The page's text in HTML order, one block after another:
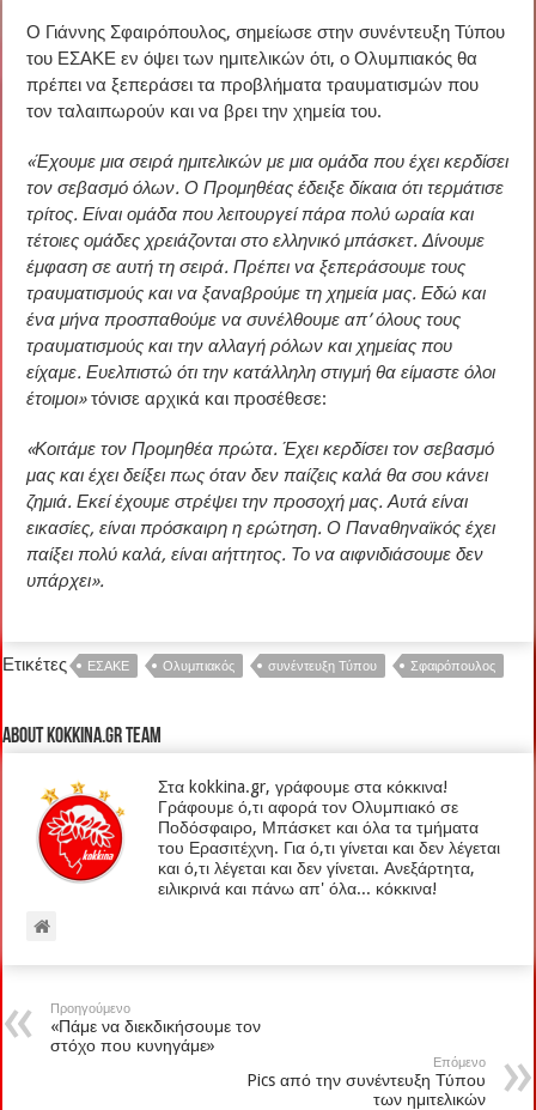
Ο Γιάννης Σφαιρόπουλος, σημείωσε στην συνέντευξη Τύπου
του ΕΣΑΚΕ εν όψει των ημιτελικών ότι, ο Ολυμπιακός θα
πρέπει να ξεπεράσει τα προβλήματα τραυματισμών που
τον ταλαιπωρούν και να βρει την χημεία του.
«Έχουμε μια σειρά ημιτελικών με μια ομάδα που έχει κερδίσει
τον σεβασμό όλων. Ο Προμηθέας έδειξε δίκαια ότι τερμάτισε
τρίτος. Είναι ομάδα που λειτουργεί πάρα πολύ ωραία και
τέτοιες ομάδες χρειάζονται στο ελληνικό μπάσκετ. Δίνουμε
έμφαση σε αυτή τη σειρά.Πρέπει να ξεπεράσουμε τους
τραυματισμούς και να ξαναβρούμε τη χημεία μας. Εδώ και
ένα μήνα προσπαθούμε να συνέλθουμε απ’ όλους τους
τραυματισμούς και την αλλαγή ρόλων και χημείας που
είχαμε. Ευελπιστώ ότι την κατάλληλη στιγμή θα είμαστε όλοι
έτοιμοι»τόνισε αρχικά και προσέθεσε:
«Κοιτάμε τον Προμηθέα πρώτα. Έχει κερδίσει τον σεβασμό
μας και έχει δείξει πως όταν δεν παίζεις καλά θα σου κάνει
ζημιά. Εκεί έχουμε στρέψει την προσοχή μας. Αυτά είναι
εικασίες, είναι πρόσκαιρη η ερώτηση. Ο Παναθηναϊκός έχει
παίξει πολύ καλά, είναι αήττητος. Το να αιφνιδιάσουμε δεν
υπάρχει».
Ετικέτες ΕΣΑΚΕ Ολυμπιακός συνέντευξη Τύπου Σφαιρόπουλος
About kokkina.gr TEAM
Στα kokkina.gr, γράφουμε στα κόκκινα!
Γράφουμε ό,τι αφορά τον Ολυμπιακό σε
Ποδόσφαιρο, Μπάσκετ και όλα τα τμήματα
του Ερασιτέχνη. Για ό,τι γίνεται και δεν λέγεται
και ό,τι λέγεται και δεν γίνεται. Ανεξάρτητα,
ειλικρινά και πάνω απ' όλα... κόκκινα!
Προηγούμενο
«Πάμε να διεκδικήσουμε τον
στόχο που κυνηγάμε»
Επόμενο
Pics από την συνέντευξη Τύπου
των ημιτελικών